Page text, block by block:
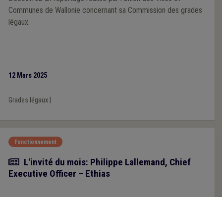
Communes de Wallonie concernant sa Commission des grades
légaux.
12 Mars 2025
Grades légaux|
Fonctionnement
Article
L'invité du mois: Philippe Lallemand, Chief
Executive Officer – Ethias